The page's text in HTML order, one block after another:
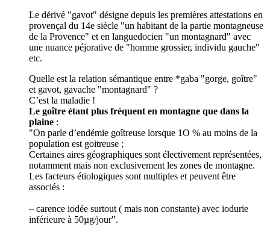
Le dérivé "gavot" désigne depuis les premières attestations en
provençal du 14e siècle "un habitant de la partie montagneuse
de la Provence" et en languedocien "un montagnard" avec
une nuance péjorative de "homme grossier, individu gauche"
etc.
Quelle est la relation sémantique entre *gaba "gorge, goître"
et gavot, gavache "montagnard" ?
C’est la maladie !
Le goître étant plus fréquent en montagne que dans la
plaine :
"On parle d’endémie goîtreuse lorsque 1O % au moins de la
population est goitreuse ;
Certaines aires géographiques sont électivement représentées,
notamment mais non exclusivement les zones de montagne.
Les facteurs étiologiques sont multiples et peuvent être
associés :
–carence iodée surtout ( mais non constante) avec iodurie
inférieure à 50µg/jour".